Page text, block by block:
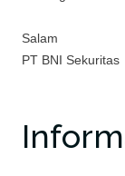
Salam
PT BNI Sekuritas